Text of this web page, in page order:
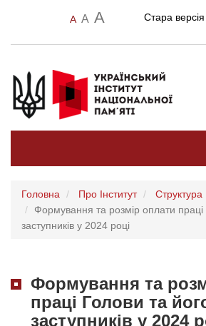
A A A Стара
Головна Про Інститут Структура
Формування та розмір оплати праці
заступників у 2024 році
Формування та
праці Голови та
заступників у 2024